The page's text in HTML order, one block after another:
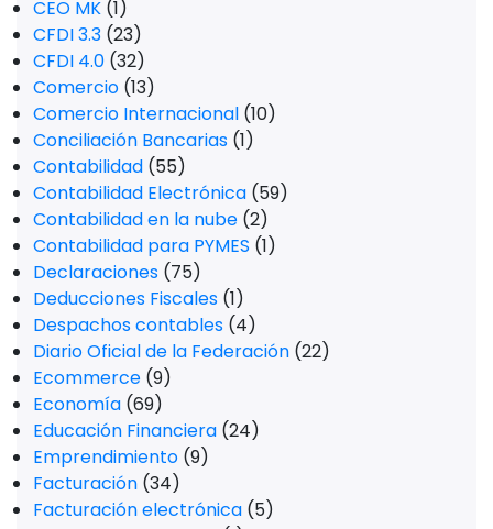
CEO MK (1)
CFDI 3.3 (23)
CFDI 4.0 (32)
Comercio (13)
Comercio Internacional (10)
Conciliación Bancarias (1)
Contabilidad (55)
Contabilidad Electrónica (59)
Contabilidad en la nube (2)
Contabilidad para PYMES (1)
Declaraciones (75)
Deducciones Fiscales (1)
Despachos contables (4)
Diario Oficial de la Federación (22)
Ecommerce (9)
Economía (69)
Educación Financiera (24)
Emprendimiento (9)
Facturación (34)
Facturación electrónica (5)